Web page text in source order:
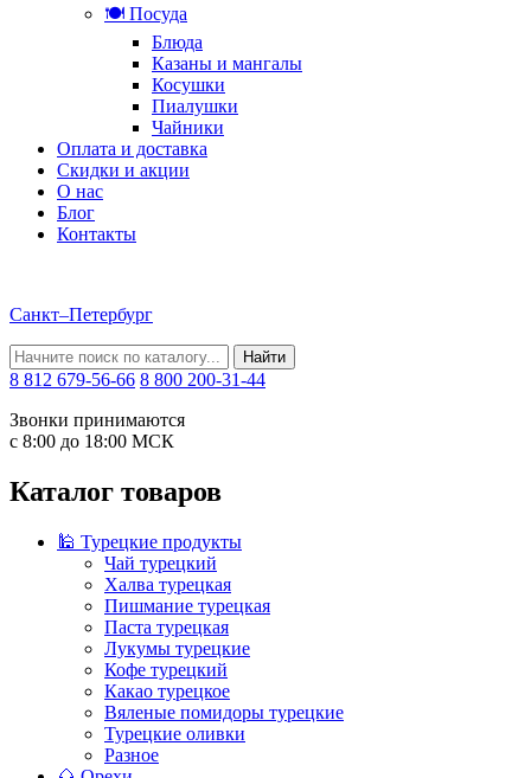
🍽️ Посуда
Блюда
Казаны и мангалы
Косушки
Пиалушки
Чайники
Оплата и доставка
Скидки и акции
О нас
Блог
Контакты
Санкт–Петербург
Найти
8 812 679-56-66 8 800 200-31-44
Звонки принимаются
с 8:00 до 18:00 МСК
Каталог товаров
🕌 Турецкие продукты
Чай турецкий
Халва турецкая
Пишмание турецкая
Паста турецкая
Лукумы турецкие
Кофе турецкий
Какао турецкое
Вяленые помидоры турецкие
Турецкие оливки
Разное